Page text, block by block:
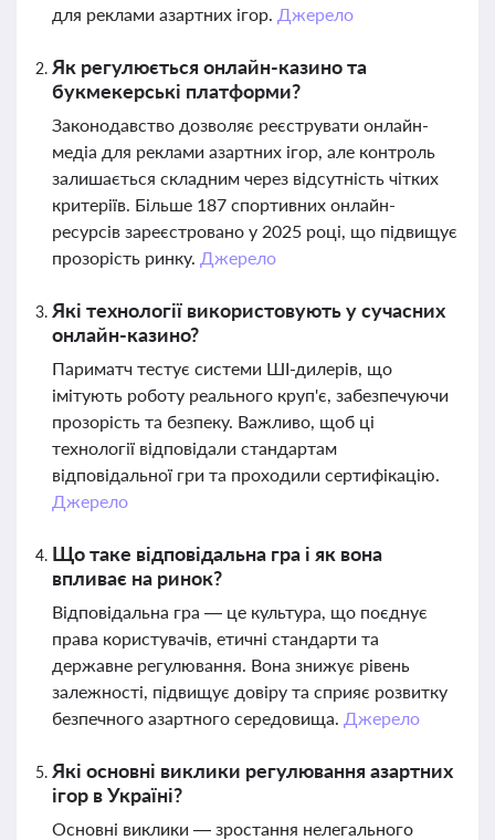
для реклами азартних ігор. Джерело
Як регулюється онлайн-казино та
букмекерські платформи?
Законодавство дозволяє реєструвати онлайн-
медіа для реклами азартних ігор, але контроль
залишається складним через відсутність чітких
критеріїв. Більше 187 спортивних онлайн-
ресурсів зареєстровано у 2025 році, що підвищує
прозорість ринку. Джерело
Які технології використовують у сучасних
онлайн-казино?
Париматч тестує системи ШІ-дилерів, що
імітують роботу реального круп'є, забезпечуючи
прозорість та безпеку. Важливо, щоб ці
технології відповідали стандартам
відповідальної гри та проходили сертифікацію.
Джерело
Що таке відповідальна гра і як вона
впливає на ринок?
Відповідальна гра — це культура, що поєднує
права користувачів, етичні стандарти та
державне регулювання. Вона знижує рівень
залежності, підвищує довіру та сприяє розвитку
безпечного азартного середовища. Джерело
Які основні виклики регулювання азартних
ігор в Україні?
Основні виклики — зростання нелегального